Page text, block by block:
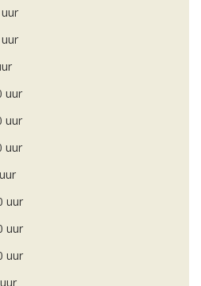
uur
uur
uur
uur
uur
uur